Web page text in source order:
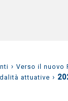
› Verso il nuovo
attuative ›